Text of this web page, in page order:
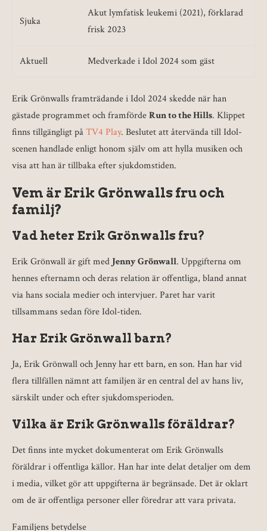
Sjuka
Akut lymfatisk leukemi (2021), förklarad
frisk 2023
Aktuell Medverkade i Idol 2024 som gäst
Erik Grönwalls framträdande i Idol 2024 skedde när han
gästade programmet och framfördeRun to the Hills. Klippet
finns tillgängligt påTV4 Play. Beslutet att återvända till Idol-
scenen handlade enligt honom själv om att hylla musiken och
visa att han är tillbaka efter sjukdomstiden.
Vem är Erik Grönwalls fru och
familj?
Vad heter Erik Grönwalls fru?
Erik Grönwall är gift med Jenny Grönwall. Uppgifterna om
hennes efternamn och deras relation är offentliga, bland annat
via hans sociala medier och intervjuer. Paret har varit
tillsammans sedan före Idol-tiden.
Har Erik Grönwall barn?
Ja, Erik Grönwall och Jenny har ett barn, en son. Han har vid
flera tillfällen nämnt att familjen är en central del av hans liv,
särskilt under och efter sjukdomsperioden.
Vilka är Erik Grönwalls föräldrar?
Det finns inte mycket dokumenterat om Erik Grönwalls
föräldrar i offentliga källor. Han har inte delat detaljer om dem
i media, vilket gör att uppgifterna är begränsade. Det är oklart
om de är offentliga personer eller föredrar att vara privata.
Familjens betydelse